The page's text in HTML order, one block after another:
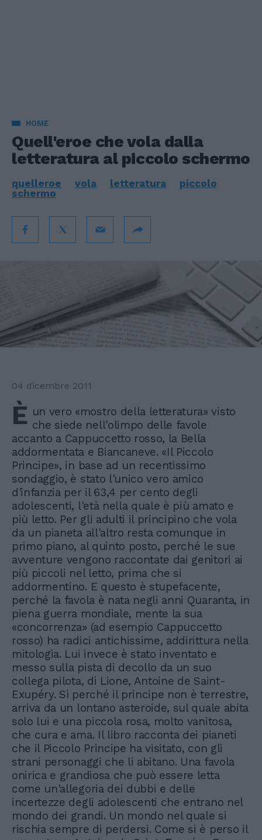
HOME
Quell'eroe che vola dalla
letteratura al piccolo schermo
quelleroe vola letteratura
piccolo
schermo
04 dicembre 2011
È un vero «mostro della letteratura» visto
che siede nell'olimpo delle favole
accanto a Cappuccetto rosso, la Bella
addormentata e Biancaneve. «Il Piccolo
Principe», in base ad un recentissimo
sondaggio, è stato l'unico vero amico
d'infanzia per il 63,4 per cento degli
adolescenti, l'età nella quale è più amato e
più letto. Per gli adulti il principino che vola
da un pianeta all'altro resta comunque in
primo piano, al quinto posto, perché le sue
avventure vengono raccontate dai genitori ai
più piccoli nel letto, prima che si
addormentino. E questo è stupefacente,
perché la favola è nata negli anni Quaranta, in
piena guerra mondiale, mente la sua
«concorrenza» (ad esempio Cappuccetto
rosso) ha radici antichissime, addirittura nella
mitologia. Lui invece è stato inventato e
messo sulla pista di decollo da un suo
collega pilota, di Lione, Antoine de Saint-
Exupéry. Sì perché il principe non è terrestre,
arriva da un lontano asteroide, sul quale abita
solo lui e una piccola rosa, molto vanitosa,
che cura e ama. Il libro racconta dei pianeti
che il Piccolo Principe ha visitato, con gli
strani personaggi che li abitano. Una favola
onirica e grandiosa che può essere letta
come un'allegoria dei dubbi e delle
incertezze degli adolescenti che entrano nel
mondo dei grandi. Un mondo nel quale si
rischia sempre di perdersi. Come si è perso il